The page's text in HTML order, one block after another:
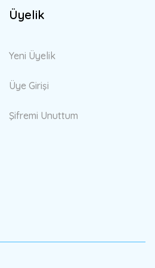
Üyelik
Yeni Üyelik
Üye Girişi
Şifremi Unuttum